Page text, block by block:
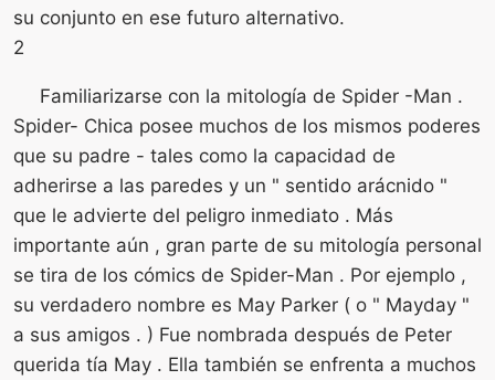
su conjunto en ese futuro alternativo.
2
Familiarizarse con la mitología de Spider -Man .
Spider- Chica posee muchos de los mismos poderes
que su padre - tales como la capacidad de
adherirse a las paredes y un " sentido arácnido "
que le advierte del peligro inmediato . Más
importante aún , gran parte de su mitología personal
se tira de los cómics de Spider-Man . Por ejemplo ,
su verdadero nombre es May Parker ( o " Mayday "
a sus amigos . ) Fue nombrada después de Peter
querida tía May . Ella también se enfrenta a muchos